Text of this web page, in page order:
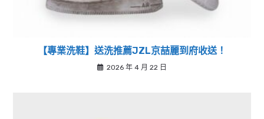
【專業洗鞋】送洗推薦JZL京喆麗到府收送！
2026 年 4 月 22 日